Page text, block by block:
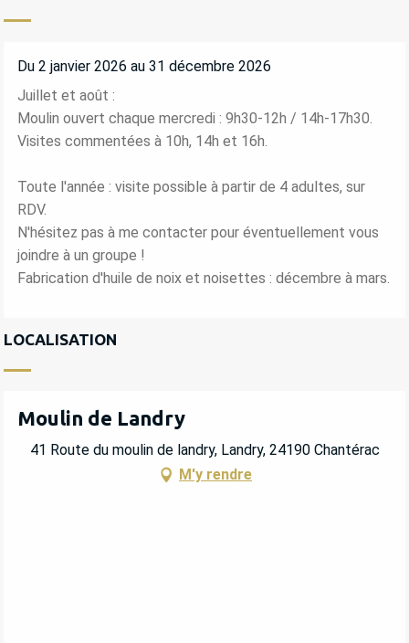
Du 2 janvier 2026 au 31 décembre 2026
Juillet et août :
Moulin ouvert chaque mercredi : 9h30-12h / 14h-17h30.
Visites commentées à 10h, 14h et 16h.
Toute l'année : visite possible à partir de 4 adultes, sur
RDV.
N'hésitez pas à me contacter pour éventuellement vous
joindre à un groupe !
Fabrication d'huile de noix et noisettes : décembre à mars.
LOCALISATION
Moulin de Landry
41 Route du moulin de landry, Landry, 24190 Chantérac
M'y rendre